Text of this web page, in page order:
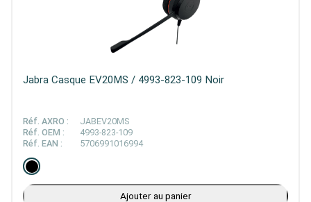
Jabra Casque EV20MS / 4993-823-109 Noir
Réf. AXRO :
JABEV20MS
Réf. OEM :
4993-823-109
Réf. EAN :
5706991016994
Ajouter au panier